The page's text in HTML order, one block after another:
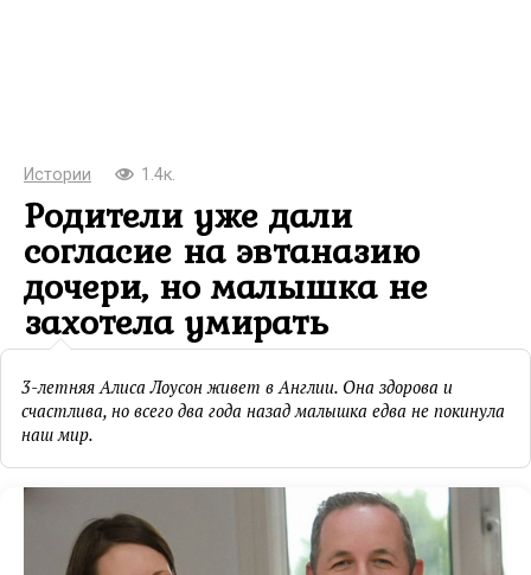
Истории 1.4к.
Родители уже дали
согласие на эвтаназию
дочери, но малышка не
захотела умирать
3-летняя Алиса Лоусон живет в Англии. Она здорова и
счастлива, но всего два года назад малышка едва не покинула
наш мир.